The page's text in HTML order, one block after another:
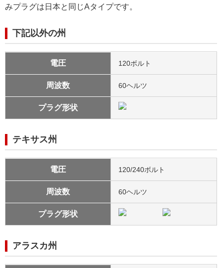
みプラグは日本と同じAタイプです。
下記以外の州
電圧 120ボルト
周波数 60ヘルツ
プラグ形状
テキサス州
電圧 120/240ボルト
周波数 60ヘルツ
プラグ形状
アラスカ州